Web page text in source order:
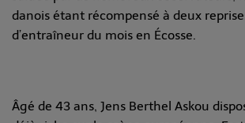
danois étant récompensé à deux
d’entraîneur du mois en Écosse.
Âgé de 43 ans, Jens Berthel Askou